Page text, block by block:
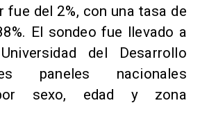
fue del 2%, con una tasa de
El sondeo fue llevado a
del Desarrollo
paneles nacionales
sexo, edad y zona